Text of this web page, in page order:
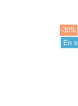
-30%
En